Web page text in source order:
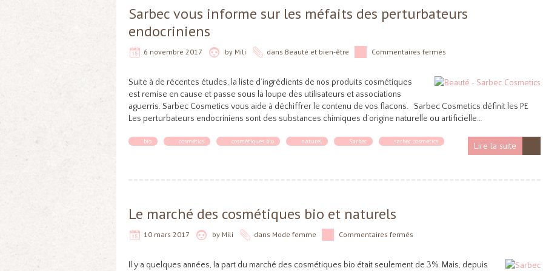
Sarbec vous informe sur les méfaits des perturbateurs
endocriniens
6 novembre 2017 by Mili dans Beauté et bien-être Commentaires fermés
Suite à de récentes études, la liste d’ingrédients de nos produits cosmétiques
est remise en cause et passe sous la loupe des utilisateurs et associations
aguerris. Sarbec Cosmetics vous aide à déchiffrer le contenu de vos flacons. Sarbec Cosmetics définit les PE
Les perturbateurs endocriniens sont des substances chimiques d’origine naturelle ou artificielle…
Lire la suite
bio cosmétics cosmétiques bio naturel Sarbec sarbec cosmetics
Le marché des cosmétiques bio et naturels
10 mars 2017 by Mili dans Mode femme Commentaires fermés
Il y a quelques années, la part du marché des cosmétiques bio était seulement de 3%. Mais, depuis